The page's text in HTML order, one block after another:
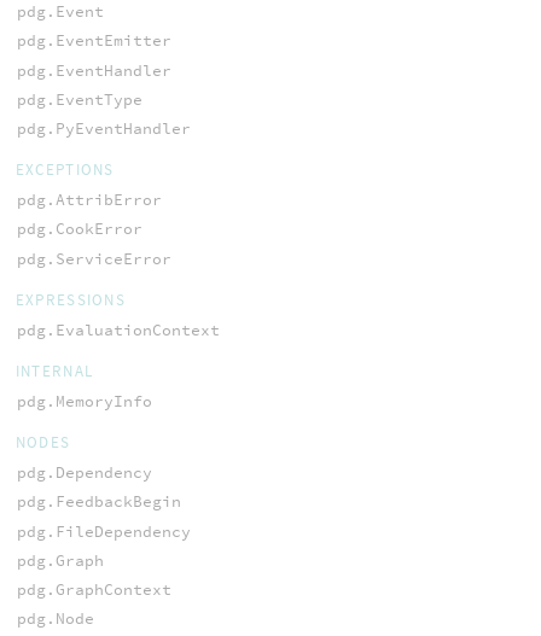
pdg.Event
pdg.EventEmitter
pdg.EventHandler
pdg.EventType
pdg.PyEventHandler
EXCEPTIONS
pdg.AttribError
pdg.CookError
pdg.ServiceError
EXPRESSIONS
pdg.EvaluationContext
INTERNAL
pdg.MemoryInfo
NODES
pdg.Dependency
pdg.FeedbackBegin
pdg.FileDependency
pdg.Graph
pdg.GraphContext
pdg.Node